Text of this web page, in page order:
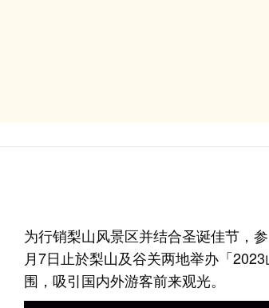
为行销梨山风景区并结合圣诞佳节，
月7日止於梨山及谷关两地举办「
围，吸引国内外游客前来观光。